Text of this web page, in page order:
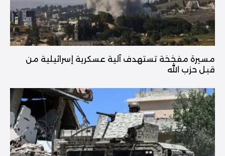
مسيرة مفخخة تستهدف آلية عسكرية إسرائيلية من
قبل حزب الله